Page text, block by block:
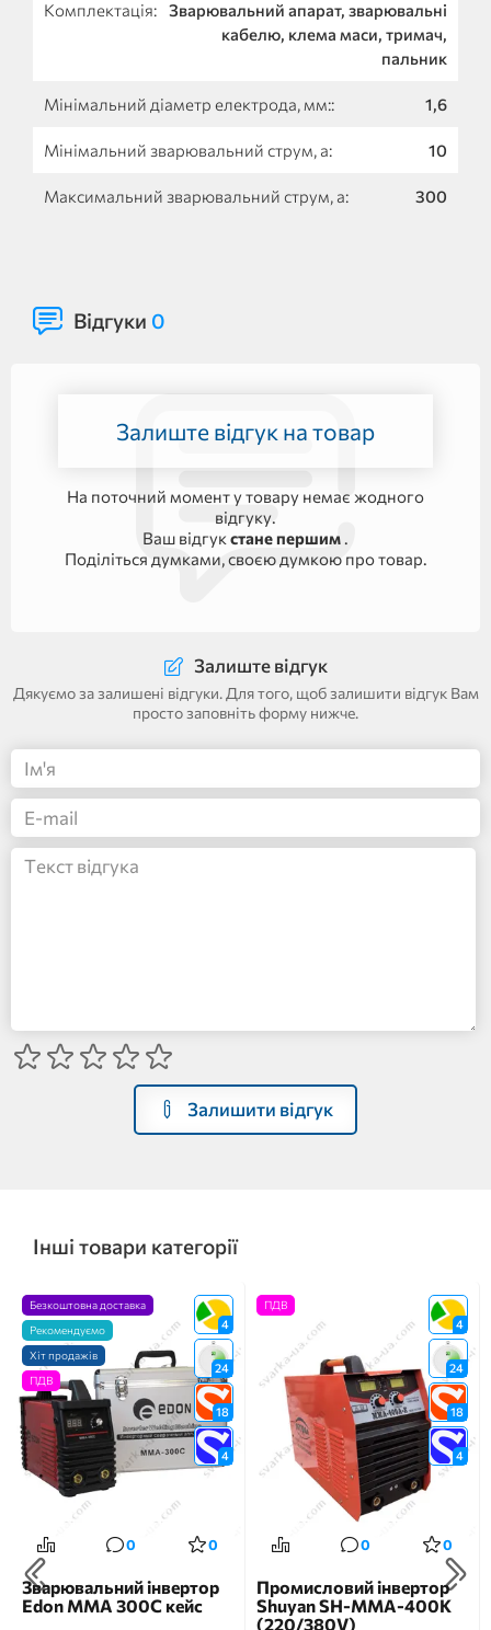
Комплектація:
Зварювальний апарат, зварювальні
кабелю, клема маси, тримач,
пальник
Мінімальний діаметр електрода, мм:: 1,6
Мінімальний зварювальний струм, а: 10
Максимальний зварювальний струм, а: 300
Відгуки 0
Залиште відгук на товар
На поточний момент у товару немає жодного
відгуку.
Ваш відгук стане першим .
Поділіться думками, своєю думкою про товар.
Залиште відгук
Дякуємо за залишені відгуки. Для того, щоб залишити відгук Вам
просто заповніть форму нижче.
Залишити відгук
Інші товари категорії
4
24
18
4
Безкоштовна доставка
Рекомендуємо
Хіт продажів
ПДВ
0 0
Зварювальний інвертор
Edon MMA 300C кейс
4
24
18
4
ПДВ
0 0
Промисловий інвертор
Shuyan SH-MMA-400K
(220/380V)